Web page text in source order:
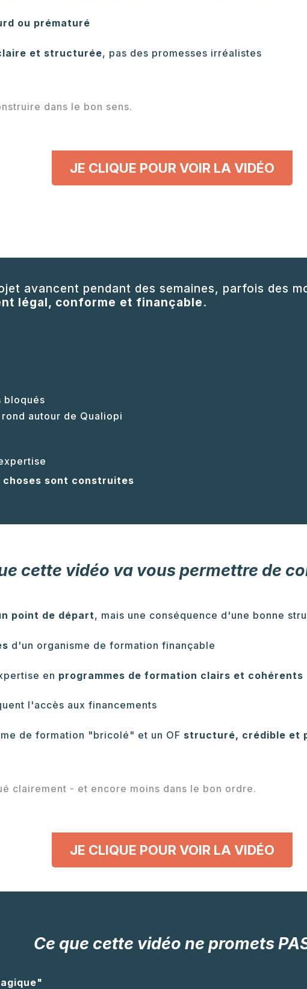
ou prématuré
et structurée, pas des promesses irréalistes
dans le bon sens.
JE CLIQUE POUR VOIR LA VIDÉO
avancent pendant des semaines, parfois des
légal, conforme et finançable.
bloqués
autour de Qualiopi
sont construites
cette vidéo va vous permettre de
point de départ, mais une conséquence d'une bonne
d'un organisme de formation finançable
en programmes de formation clairs et cohérents
l'accès aux financements
de formation "bricolé" et un OF structuré, crédible et
clairement - et encore moins dans le bon ordre.
JE CLIQUE POUR VOIR LA VIDÉO
Ce que cette vidéo ne promets